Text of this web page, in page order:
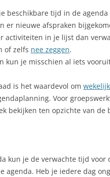
beschikbare tijd in de
er nieuwe afspraken
activiteiten in je lijst dan
of zelfs nee zeggen.
kun je misschien al iets
is het waardevol om
Voor
bekijken ten opzichte van de
kun je de verwachte tijd voor
agenda. Heb je iedere dag